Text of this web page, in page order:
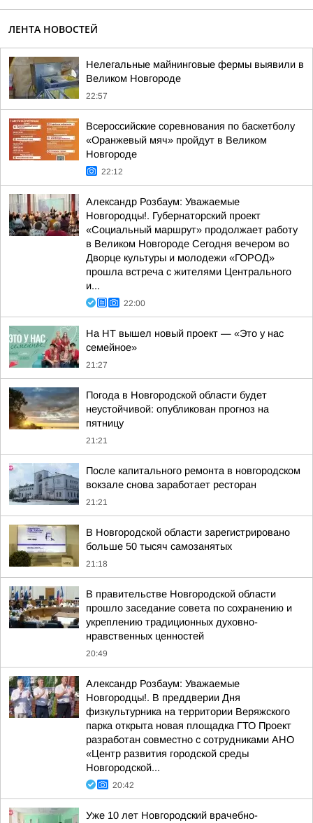
ЛЕНТА НОВОСТЕЙ
Нелегальные майнинговые фермы выявили в
Великом Новгороде
22:57
Всероссийские соревнования по баскетболу
«Оранжевый мяч» пройдут в Великом
Новгороде
22:12
Александр Розбаум: Уважаемые
Новгородцы!. Губернаторский проект
«Социальный маршрут» продолжает работу
в Великом Новгороде Сегодня вечером во
Дворце культуры и молодежи «ГОРОД»
прошла встреча с жителями Центрального
и...
22:00
На НТ вышел новый проект — «Это у нас
семейное»
21:27
Погода в Новгородской области будет
неустойчивой: опубликован прогноз на
пятницу
21:21
После капитального ремонта в новгородском
вокзале снова заработает ресторан
21:21
В Новгородской области зарегистрировано
больше 50 тысяч самозанятых
21:18
В правительстве Новгородской области
прошло заседание совета по сохранению и
укреплению традиционных духовно-
нравственных ценностей
20:49
Александр Розбаум: Уважаемые
Новгородцы!. В преддверии Дня
физкультурника на территории Веряжского
парка открыта новая площадка ГТО Проект
разработан совместно с сотрудниками АНО
«Центр развития городской среды
Новгородской...
20:42
Уже 10 лет Новгородский врачебно-